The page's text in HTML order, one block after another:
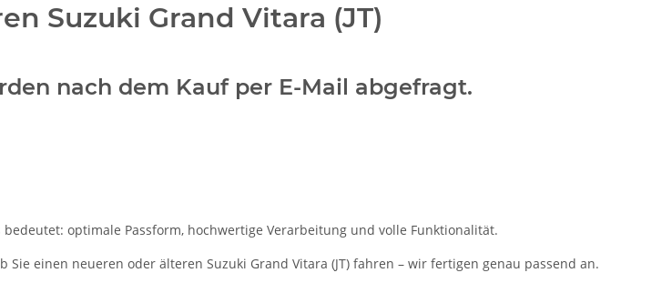
Suzuki Grand Vitara (JT)
nach dem Kauf per E-Mail abgefragt.
optimale Passform, hochwertige Verarbeitung und volle Funktionalität.
einen neueren oder älteren Suzuki Grand Vitara (JT) fahren – wir fertigen genau passend an.